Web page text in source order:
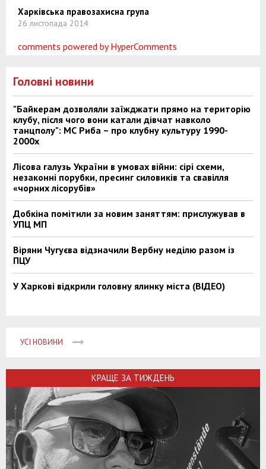
Харківська правозахисна група
26 листопада 2014
comments powered by HyperComments
Головні новини
"Байкерам дозволяли заїжджати прямо на територію
клубу, після чого вони катали дівчат навколо
танцполу": МС Риба – про клубну культуру 1990-
2000х
Лісова галузь України в умовах війни: сірі схеми,
незаконні порубки, пресинг силовиків та свавілля
«чорних лісорубів»
Добкіна помітили за новим заняттям: прислужував в
УПЦ МП
Віряни Чугуєва відзначили Вербну неділю разом із
ПЦУ
У Харкові відкрили головну ялинку міста (ВІДЕО)
УСІ НОВИНИ
КРАЩЕ ЗА ТИЖДЕНЬ